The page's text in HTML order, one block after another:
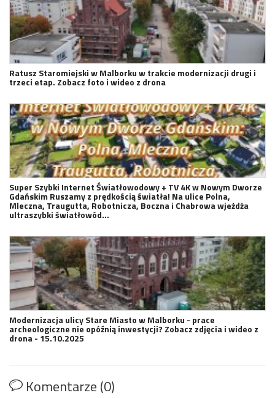
Ratusz Staromiejski w Malborku w trakcie modernizacji drugi i
trzeci etap. Zobacz foto i wideo z drona
Super Szybki Internet Światłowodowy + TV 4K w Nowym Dworze
Gdańskim Ruszamy z prędkością światła! Na ulice Polna,
Mleczna, Traugutta, Robotnicza, Boczna i Chabrowa wjeżdża
ultraszybki światłowód…
Modernizacja ulicy Stare Miasto w Malborku - prace
archeologiczne nie opóźnią inwestycji? Zobacz zdjęcia i wideo z
drona - 15.10.2025
Komentarze (0)